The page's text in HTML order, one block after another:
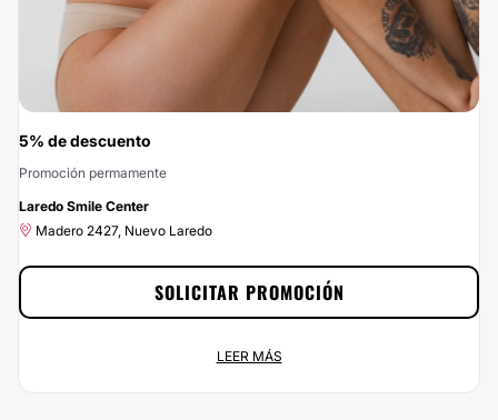
-5%
5% de descuento
Promoción permamente
Laredo Smile Center
Madero 2427, Nuevo Laredo
SOLICITAR PROMOCIÓN
LEER MÁS